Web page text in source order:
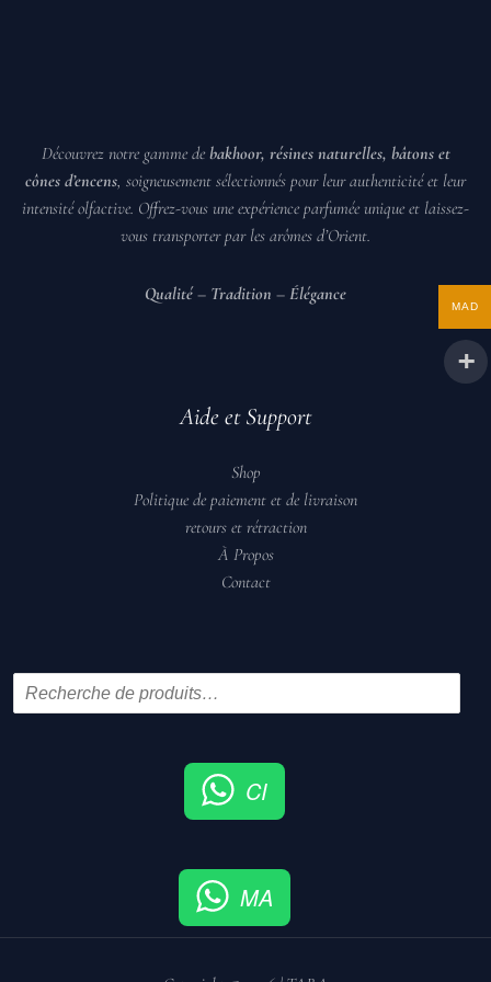
Découvrez notre gamme debakhoor, résines naturelles, bâtons et
cônes d’encens, soigneusement sélectionnés pour leur authenticité et leur
intensité olfactive. Offrez-vous une expérience parfumée unique et laissez-
vous transporter par les arômes d’Orient.
Qualité – Tradition – Élégance
Aide et Support
Shop
Politique de paiement et de livraison
retours et rétraction
À Propos
Contact
CI
MA
MAD